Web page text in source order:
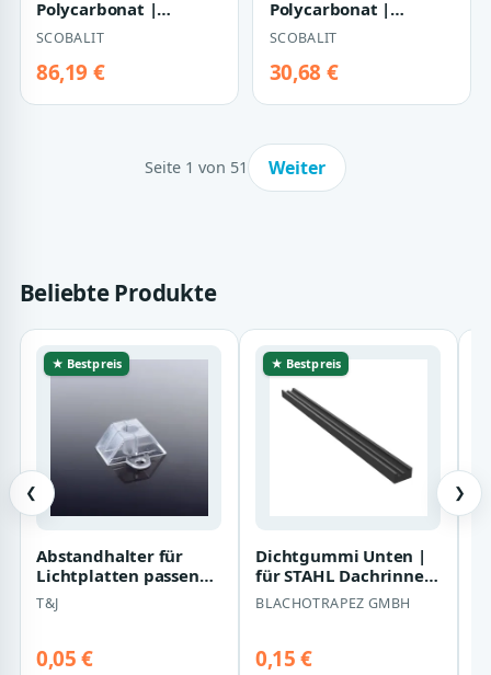
Polycarbonat |
Clickpaneel | Thermo
| 40 mm | Bre…
SCOBALIT
86,19 €
Polycarbonat |
Wellplatte | 76/18 |
2,6 mm | Breite 1045
m…
SCOBALIT
30,68 €
Seite 1 von 51 Weiter
Beliebte Produkte
❮
★ Bestpreis
Abstandhalter für
Lichtplatten passend
zu verschiedenen
Profilen
T&J
0,05 €
★ Bestpreis
Dichtgummi Unten |
für STAHL Dachrinnen
Ø 125 mm
BLACHOTRAPEZ GMBH
0,15 €
❯